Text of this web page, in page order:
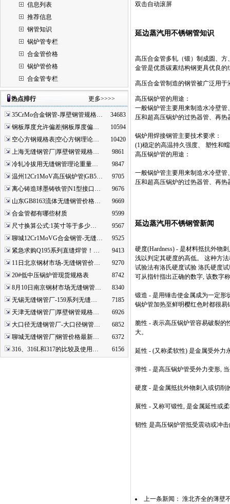
信息列表
推荐信息
钢管知识
锅炉管专栏
合金管价格
锅炉管价格
合金管专栏
热点排行 更多>>>>
35CrMo合金钢管-厚壁钢管规格…
34683
钢板厚度允许偏差|钢板厚度偏…
10594
空心方钢规格表|空心方钢理论…
10420
上海无缝钢管厂|厚壁钢管规格…
9861
冷轧冷拔用无缝钢管理论重量…
9847
温州12Cr1MoV高压锅炉管|GB5…
9705
离心铸造球墨铸铁管|N1型接口…
9676
山东GB8163流体无缝钢管价格…
9669
合金管都有哪些材质
9599
尺寸换算公式:1英寸等于多少…
9567
聊城12Cr1MoVG合金钢管-无缝…
9525
紧急求购Q195系列直缝焊管！…
9413
11日北京钢材市场-无缝钢管价…
9270
20#低中压锅炉管现货规格表
8742
8月10日南京钢材市场无缝钢管…
8340
无锡无缝钢管厂-159系列无缝…
7185
天津无缝钢管厂|厚壁钢管规格…
6926
大口径无缝钢管厂-大口径钢管…
6852
聊城无缝钢管厂|钢管价格最新…
6372
316、316L和317的比较及使用…
6156
双击自动滚屏
延边蒸汽用不锈钢管知识
高压合金管多轧（锻）制成圆、
金管是优质碳素结构钢更具优良的
高压合金管制造的钢管被广泛用
高压锅炉管的用途：
一般锅炉管主要用来制造水冷壁
压和超高压锅炉的过热器管、再
锅炉用焊接钢管主要技术要求：
(1)稳定的高温持久强度、 塑性和
高压锅炉管的用途：
一般锅炉管主要用来制造水冷壁
压和超高压锅炉的过热器管、再
延边蒸汽用不锈钢管新闻
硬度(Hardness) - 是材料抵抗外物
浅以判定其硬度的高低。 这种方
试验法有洛氏硬度试验 洛氏硬度
可从指针指出正确的数字, 该数字
锻造 - 是用锤击使金属成为一定形
锅炉管加热至鲜明樱红色时都很易
脆性 - 表示高压锅炉管容易破裂的
大。
延性 - (又称柔软性) 是金属受外力
弹性 - 是高压锅炉管受外力变形,
硬度 - 是金属抵抗外物刺入或切削
展性 - 又称可锻性, 是金属延性或
韧性 是高压锅炉管抵受震动或冲
上一条新闻： 淮北齐全的薄壁